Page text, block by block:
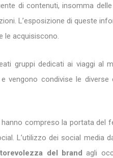
di contenuti, insomma
L’esposizione di queste
le acquisiscono.
gruppi dedicati ai viaggi al
vengono condivise le
compreso la portata del
L’utilizzo dei social media
del brandagli